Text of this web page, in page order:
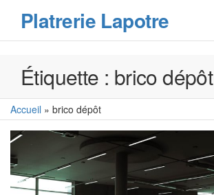
Platrerie Lapotre
Étiquette : brico dépôt
Accueil » brico dépôt